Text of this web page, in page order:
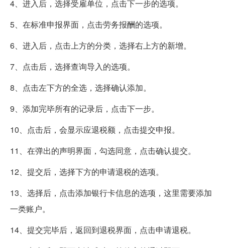
4、进入后，选择受雇单位，点击下一步的选项。
5、在标准申报界面，点击劳务报酬的选项。
6、进入后，点击上方的分类，选择右上方的新增。
7、点击后，选择查询导入的选项。
8、点击左下方的全选，选择确认添加。
9、添加完毕所有的记录后，点击下一步。
10、点击后，会显示应退税额，点击提交申报。
11、在弹出的声明界面，勾选同意，点击确认提交。
12、提交后，选择下方的申请退税的选项。
13、选择后，点击添加银行卡信息的选项，这里需要添加
一类账户。
14、提交完毕后，返回到退税界面，点击申请退税。